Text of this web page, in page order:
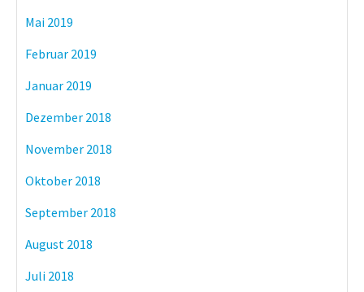
Mai 2019
Februar 2019
Januar 2019
Dezember 2018
November 2018
Oktober 2018
September 2018
August 2018
Juli 2018